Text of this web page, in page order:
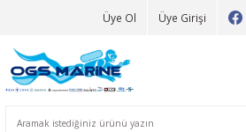
Üye Ol Üye Girişi